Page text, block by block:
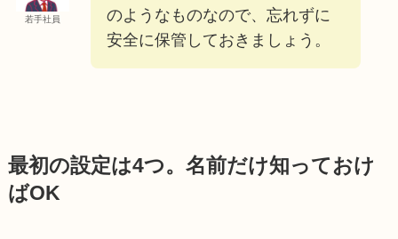
若手社員
のようなものなので、忘れずに
安全に保管しておきましょう。
最初の設定は4つ。名前だけ知っておけ
ばOK